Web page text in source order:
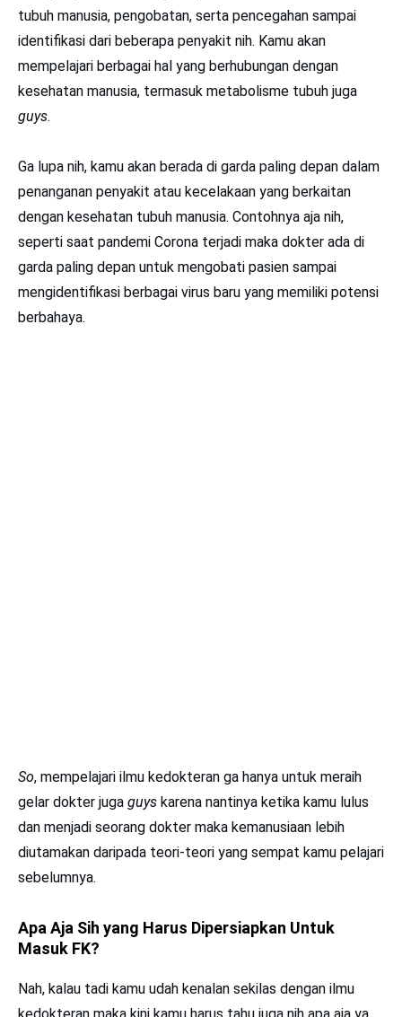
tubuh manusia, pengobatan, serta pencegahan sampai
identifikasi dari beberapa penyakit nih. Kamu akan
mempelajari berbagai hal yang berhubungan dengan
kesehatan manusia, termasuk metabolisme tubuh juga
guys.
Ga lupa nih, kamu akan berada di garda paling depan dalam
penanganan penyakit atau kecelakaan yang berkaitan
dengan kesehatan tubuh manusia. Contohnya aja nih,
seperti saat pandemi Corona terjadi maka dokter ada di
garda paling depan untuk mengobati pasien sampai
mengidentifikasi berbagai virus baru yang memiliki potensi
berbahaya.
So, mempelajari ilmu kedokteran ga hanya untuk meraih
gelar dokter juga guys karena nantinya ketika kamu lulus
dan menjadi seorang dokter maka kemanusiaan lebih
diutamakan daripada teori-teori yang sempat kamu pelajari
sebelumnya.
Apa Aja Sih yang Harus Dipersiapkan Untuk
Masuk FK?
Nah, kalau tadi kamu udah kenalan sekilas dengan ilmu